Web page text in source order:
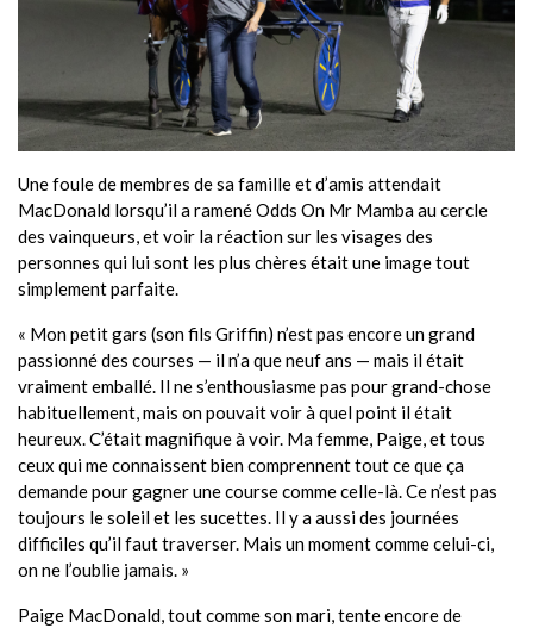
Une foule de membres de sa famille et d’amis attendait
MacDonald lorsqu’il a ramené Odds On Mr Mamba au cercle
des vainqueurs, et voir la réaction sur les visages des
personnes qui lui sont les plus chères était une image tout
simplement parfaite.
« Mon petit gars (son fils Griffin) n’est pas encore un grand
passionné des courses — il n’a que neuf ans — mais il était
vraiment emballé. Il ne s’enthousiasme pas pour grand-chose
habituellement, mais on pouvait voir à quel point il était
heureux. C’était magnifique à voir. Ma femme, Paige, et tous
ceux qui me connaissent bien comprennent tout ce que ça
demande pour gagner une course comme celle-là. Ce n’est pas
toujours le soleil et les sucettes. Il y a aussi des journées
difficiles qu’il faut traverser. Mais un moment comme celui-ci,
on ne l’oublie jamais. »
Paige MacDonald, tout comme son mari, tente encore de